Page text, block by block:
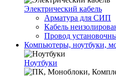
Электрический кабель
Арматура для СИП
Кабель
Провод
Компьютеры, ноутбуки,
Ноутбуки